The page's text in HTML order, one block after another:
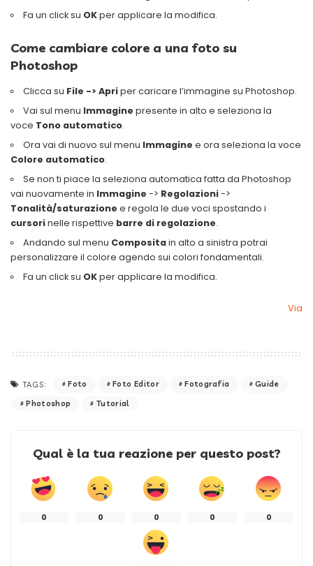
Fa un click su OKper applicare la modifica.
Come cambiare colore a una foto su
Photoshop
Clicca su File -> Apriper caricare l’immagine su Photoshop.
Vai sul menu Immagine presente in alto e seleziona la
voce Tono automatico.
Ora vai di nuovo sul menu Immagine e ora seleziona la voce
Colore automatico.
Se non ti piace la seleziona automatica fatta da Photoshop
vai nuovamente in Immagine -> Regolazioni->
Tonalità/saturazione e regola le due voci spostando i
cursorinelle rispettive barre di regolazione.
Andando sul menu Compositain alto a sinistra potrai
personalizzare il colore agendo sui colori fondamentali.
Fa un click su OKper applicare la modifica.
Via
TAGS: Foto Foto Editor Fotografia
Guide
Photoshop
Tutorial
Qual è la tua reazione per questo post?
0 0 0 0 0